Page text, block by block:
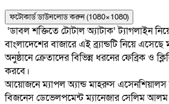
ফটোকার্ড ডাউনলোড করুন (1080×1080)
‘ডাবল শক্তিতে টোটাল অ্যাটাক’ ট্যাগলাইন
বাংলাদেশের বাজারে এই ব্র্যান্ডটি নিয়ে
অনুষ্ঠানে ক্রেতাদের বিভিন্ন ধরনের ফেব্রিক
করবে।
আয়োজনে ম্যাপল অ্যান্ড মাহরুস এসেনশিয়ালস
বিজনেস ডেভেলপমেন্ট ম্যানেজার সেলিম আলম